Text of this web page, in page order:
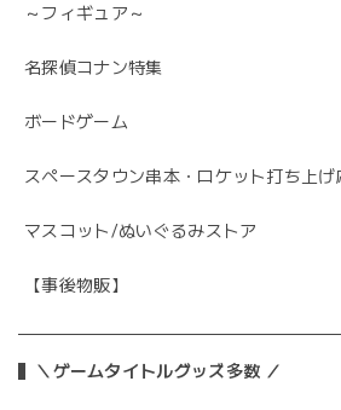
～フィギュア～
名探偵コナン特集
ボードゲーム
スペースタウン串本・ロケット打ち上げ
マスコット/ぬいぐるみストア
【事後物販】
＼ゲームタイトルグッズ多数 ／